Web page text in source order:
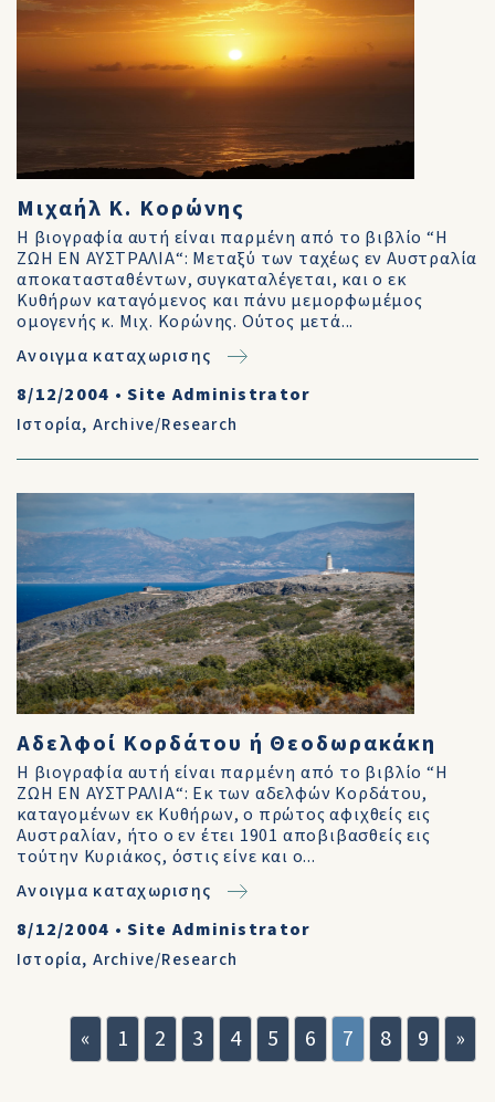
Μιχαήλ Κ. Κορώνης
Η βιογραφία αυτή είναι παρμένη από το βιβλίο “Η
ΖΩΗ ΕΝ ΑΥΣΤΡΑΛΙΑ“: Μεταξύ των ταχέως εν Αυστραλία
αποκατασταθέντων, συγκαταλέγεται, και ο εκ
Κυθήρων καταγόμενος και πάνυ μεμορφωμέμος
ομογενής κ. Μιχ. Κορώνης. Ούτος μετά...
Ανοιγμα καταχωρισης
8/12/2004 •Site Administrator
Ιστορία, Archive/Research
Αδελφοί Κορδάτου ή Θεοδωρακάκη
Η βιογραφία αυτή είναι παρμένη από το βιβλίο “Η
ΖΩΗ ΕΝ ΑΥΣΤΡΑΛΙΑ“: Εκ των αδελφών Κορδάτου,
καταγομένων εκ Κυθήρων, ο πρώτος αφιχθείς εις
Αυστραλίαν, ήτο ο εν έτει 1901 αποβιβασθείς εις
τούτην Κυριάκος, όστις είνε και ο...
Ανοιγμα καταχωρισης
8/12/2004 •Site Administrator
Ιστορία, Archive/Research
« 1 2 3 4 5 6 7 8 9 »